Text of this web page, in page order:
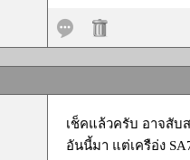
เช็คแล้วครับ อาจสับ
อันนี้มา แต่เครือ่ง